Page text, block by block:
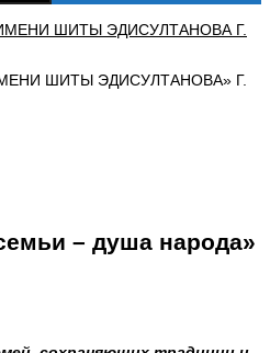
ШИТЫ ЭДИСУЛТАНОВА» Г.
– душа народа»